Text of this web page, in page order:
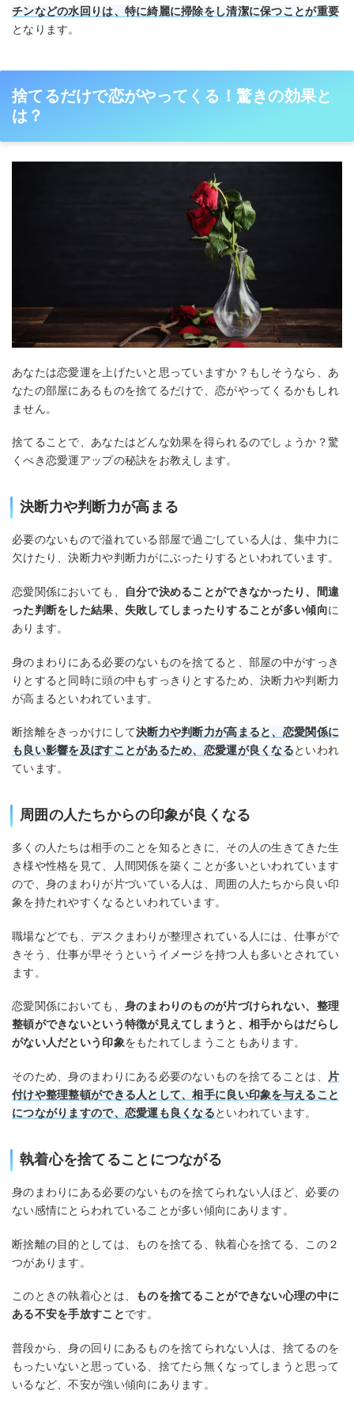
チンなどの水回りは、特に綺麗に掃除をし清潔に保つことが重要
となります。
捨てるだけで恋がやってくる！驚きの効果と
は？
あなたは恋愛運を上げたいと思っていますか？もしそうなら、あ
なたの部屋にあるものを捨てるだけで、恋がやってくるかもしれ
ません。
捨てることで、あなたはどんな効果を得られるのでしょうか？驚
くべき恋愛運アップの秘訣をお教えします。
決断力や判断力が高まる
必要のないもので溢れている部屋で過ごしている人は、集中力に
欠けたり、決断力や判断力がにぶったりするといわれています。
恋愛関係においても、
自分で決めることができなかったり、間違
った判断をした結果、失敗してしまったりすることが多い傾向に
あります。
身のまわりにある必要のないものを捨てると、部屋の中がすっき
りとすると同時に頭の中もすっきりとするため、決断力や判断力
が高まるといわれています。
断捨離をきっかけにして決断力や判断力が高まると、恋愛関係に
も良い影響を及ぼすことがあるため、恋愛運が良くなるといわれ
ています。
周囲の人たちからの印象が良くなる
多くの人たちは相手のことを知るときに、その人の生きてきた生
き様や性格を見て、人間関係を築くことが多いといわれています
ので、身のまわりが片づいている人は、周囲の人たちから良い印
象を持たれやすくなるといわれています。
職場などでも、デスクまわりが整理されている人には、仕事がで
きそう、仕事が早そうというイメージを持つ人も多いとされてい
ます。
恋愛関係においても、 身のまわりのものが片づけられない、整理
整頓ができないという特徴が見えてしまうと、相手からはだらし
がない人だという印象をもたれてしまうこともあります。
そのため、身のまわりにある必要のないものを捨てることは、
片
付けや整理整頓ができる人として、相手に良い印象を与えること
につながりますので、恋愛運も良くなるといわれています。
執着心を捨てることにつながる
身のまわりにある必要のないものを捨てられない人ほど、必要の
ない感情にとらわれていることが多い傾向にあります。
断捨離の目的としては、ものを捨てる、執着心を捨てる、この２
つがあります。
このときの執着心とは、
ものを捨てることができない心理の中に
ある不安を手放すことです。
普段から、身の回りにあるものを捨てられない人は、捨てるのを
もったいないと思っている、捨てたら無くなってしまうと思って
いるなど、不安が強い傾向にあります。